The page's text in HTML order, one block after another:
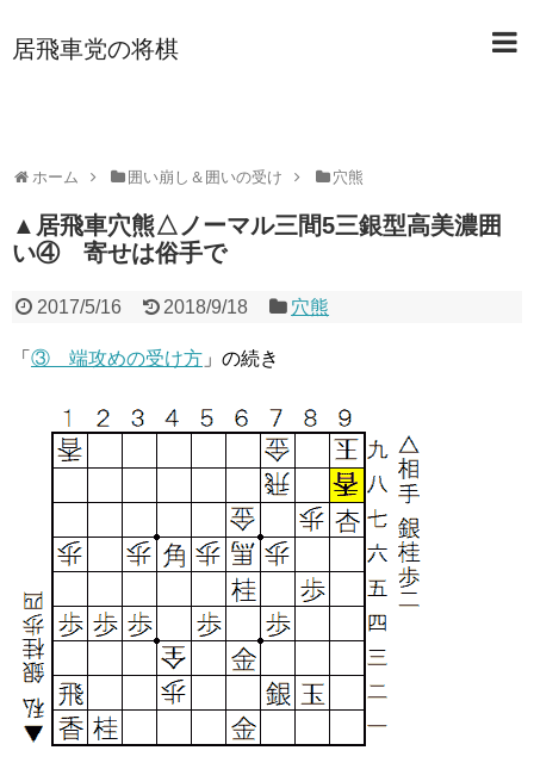
居飛車党の将棋
ホーム 囲い崩し＆囲いの受け 穴熊
▲居飛車穴熊△ノーマル三間5三銀型高美濃囲
い④ 寄せは俗手で
2017/5/16 2018/9/18 穴熊
「 ③ 端攻めの受け方 」の続き